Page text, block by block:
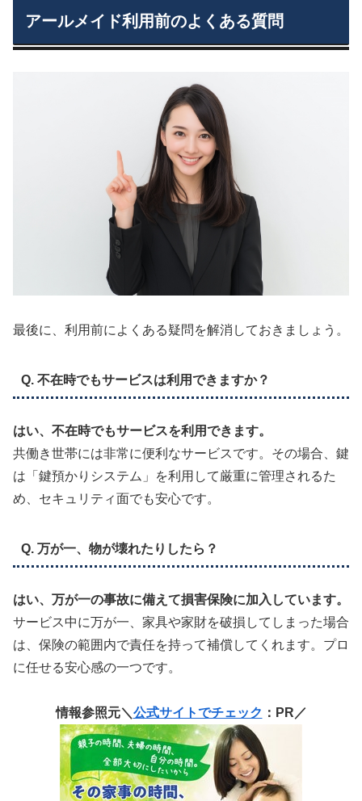
アールメイド利用前のよくある質問
最後に、利用前によくある疑問を解消しておきましょう。
Q. 不在時でもサービスは利用できますか？
はい、不在時でもサービスを利用できます。
共働き世帯には非常に便利なサービスです。その場合、鍵
は「鍵預かりシステム」を利用して厳重に管理されるた
め、セキュリティ面でも安心です。
Q. 万が一、物が壊れたりしたら？
はい、万が一の事故に備えて損害保険に加入しています。
サービス中に万が一、家具や家財を破損してしまった場合
は、保険の範囲内で責任を持って補償してくれます。プロ
に任せる安心感の一つです。
情報参照元＼公式サイトでチェック ：PR／